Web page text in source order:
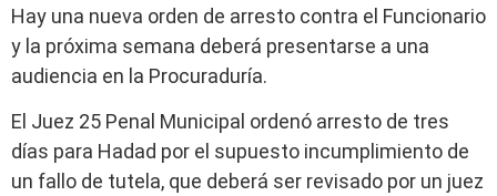
Hay una nueva orden de arresto contra el Funcionario
y la próxima semana deberá presentarse a una
audiencia en la Procuraduría.
El Juez 25 Penal Municipal ordenó arresto de tres
días para Hadad por el supuesto incumplimiento de
un fallo de tutela, que deberá ser revisado por un juez